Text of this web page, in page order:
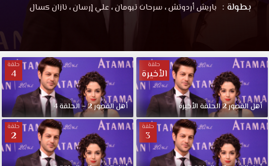
بطولة : باريش أردوتش، سرحات تيومان، علي إرسان، نازان كسال
حلقة
الأخيرة
أهل القصور 2 الحلقة الأخيرة
حلقة
4
أهل القصور 2 – الحلقة 4
حلقة
3
حلقة
2